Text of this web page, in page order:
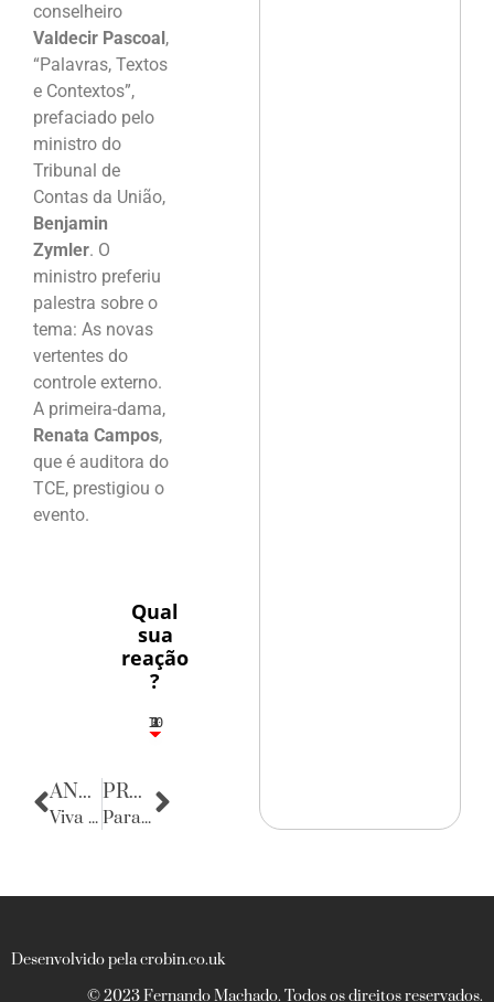
conselheiro
Valdecir Pascoal ,
“Palavras, Textos
e Contextos”,
prefaciado pelo
ministro do
Tribunal de
Contas da União,
Benjamin
Zymler. O
ministro preferiu
palestra sobre o
tema: As novas
vertentes do
controle externo.
A primeira-dama,
Renata Campos,
que é auditora do
TCE, prestigiou o
evento.
Qual
sua
reação
?
3
1
1
2
10
ANTERIOR
Viva os Beatles!
PRÓXIMA
Para Luzilá Gonçalves
Desenvolvido pela crobin.co.uk
© 2023 Fernando Machado. Todos os direitos reservados.